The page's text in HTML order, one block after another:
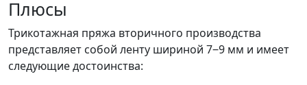
Плюсы
Трикотажная пряжа вторичного производства
представляет собой ленту шириной 7‒9 мм и имеет
следующие достоинства: